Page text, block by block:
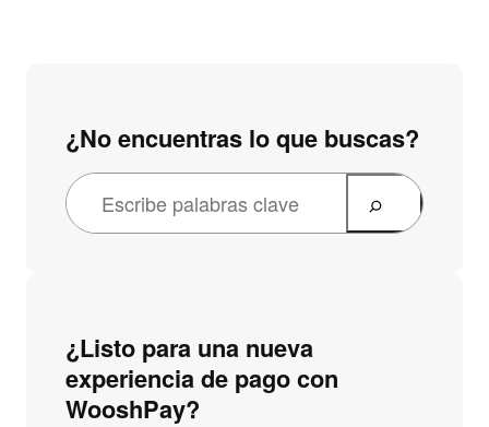
¿No encuentras lo que buscas?
¿Listo para una nueva
experiencia de pago con
WooshPay?